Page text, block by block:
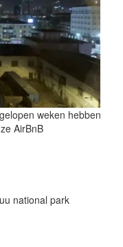
weken hebben
AirBnB
national park